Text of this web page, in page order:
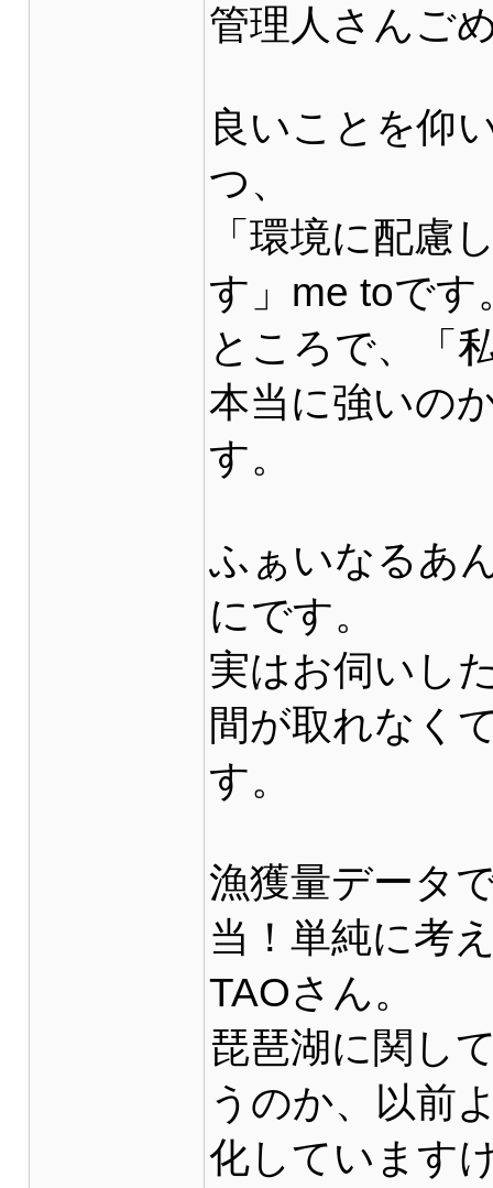
管理人さんご
良いことを仰
つ、
「環境に配慮
す」me toです
ところで、「
本当に強いの
す。
ふぁいなるあ
にです。
実はお伺いし
間が取れなく
す。
漁獲量データ
当！単純に考
TAOさん。
琵琶湖に関し
うのか、以前
化しています